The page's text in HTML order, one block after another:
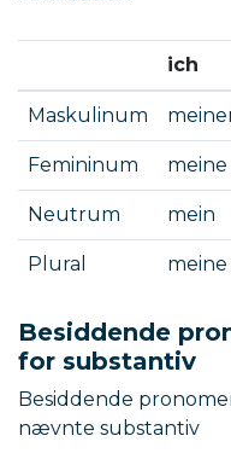
ich
Maskulinum
Femininum meine
Neutrum mein
Plural meine
Besiddende
for substantiv
Besiddende
nævnte substantiv